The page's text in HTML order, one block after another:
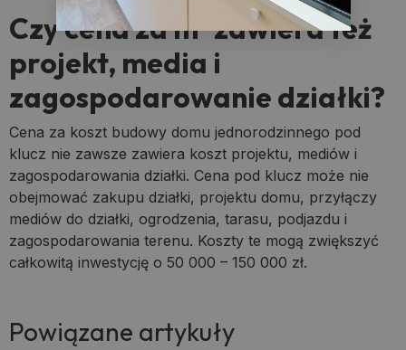
Czy cena za m² zawiera też
projekt, media i
zagospodarowanie działki?
Cena za koszt budowy domu jednorodzinnego pod
klucz nie zawsze zawiera koszt projektu, mediów i
zagospodarowania działki. Cena pod klucz może nie
obejmować zakupu działki, projektu domu, przyłączy
mediów do działki, ogrodzenia, tarasu, podjazdu i
zagospodarowania terenu. Koszty te mogą zwiększyć
całkowitą inwestycję o 50 000 – 150 000 zł.
Powiązane artykuły